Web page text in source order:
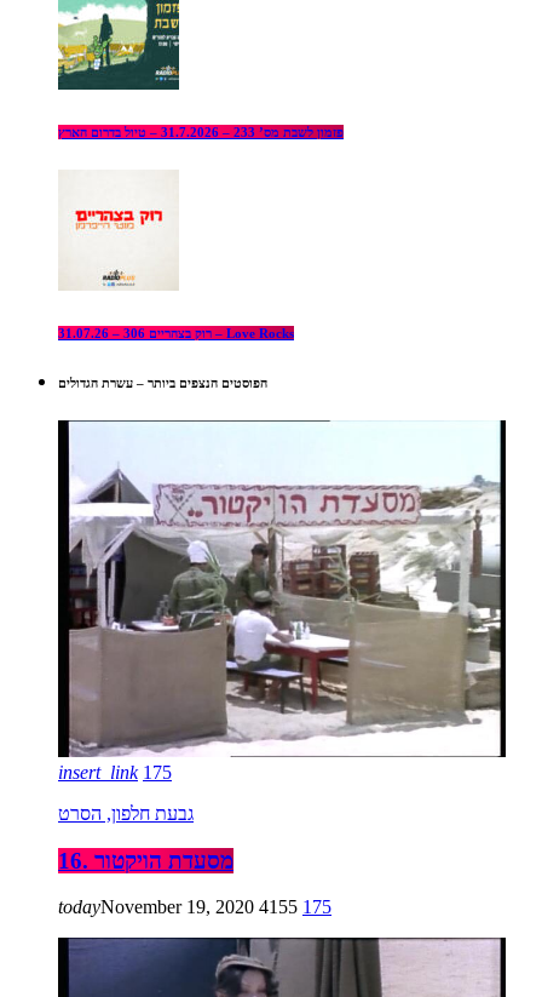
פזמון לשבת מס’ 233 – 31.7.2026 – טיול בדרום הארץ
רוק בצהריים 306 – 31.07.26 – Love Rocks
הפוסטים הנצפים ביותר – עשרת הגדולים
insert_link 175
גבעת חלפון, הסרט
16. מסעדת הויקטור
todayNovember 19, 2020 4155 175